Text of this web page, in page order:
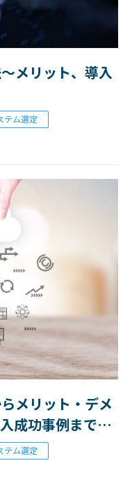
メリット、導入
テム選定
メリット・デメ
成功事例まで一
テム選定